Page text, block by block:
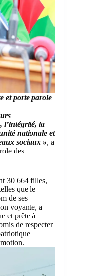
et porte parole
l’intégrité, la
nationale et
sociaux », a
des
30 664 filles,
que le
de ses
voyante, a
et prête à
de respecter